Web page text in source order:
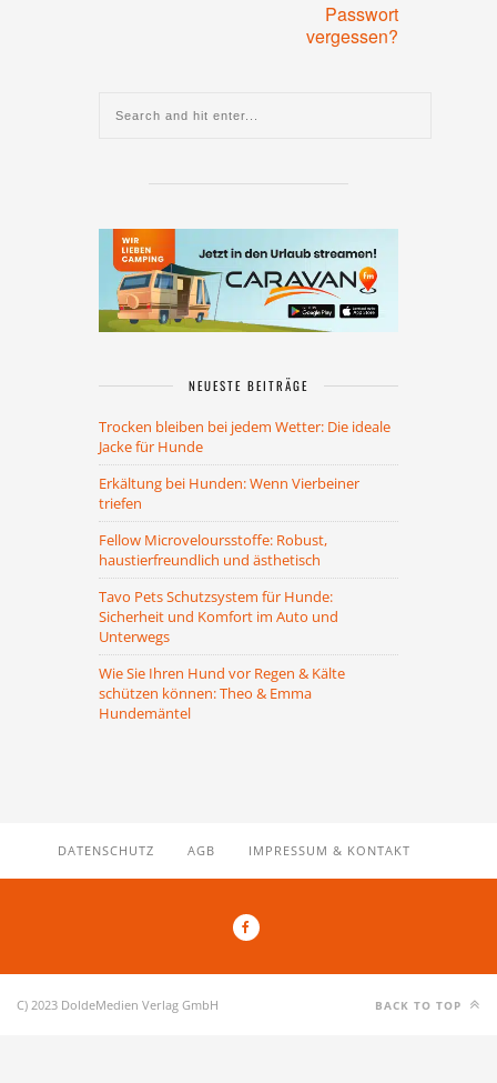
Passwort
vergessen?
NEUESTE BEITRÄGE
Trocken bleiben bei jedem Wetter: Die ideale
Jacke für Hunde
Erkältung bei Hunden: Wenn Vierbeiner
triefen
Fellow Microveloursstoffe: Robust,
haustierfreundlich und ästhetisch
Tavo Pets Schutzsystem für Hunde:
Sicherheit und Komfort im Auto und
Unterwegs
Wie Sie Ihren Hund vor Regen & Kälte
schützen können: Theo & Emma
Hundemäntel
DATENSCHUTZ AGB IMPRESSUM & KONTAKT
C) 2023 DoldeMedien Verlag GmbH BACK TO TOP